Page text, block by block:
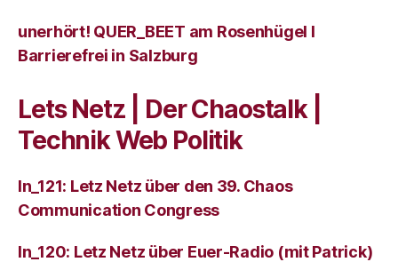
unerhört! QUER_BEET am Rosenhügel I
Barrierefrei in Salzburg
Lets Netz | Der Chaostalk |
Technik Web Politik
ln_121: Letz Netz über den 39. Chaos
Communication Congress
ln_120: Letz Netz über Euer-Radio (mit Patrick)